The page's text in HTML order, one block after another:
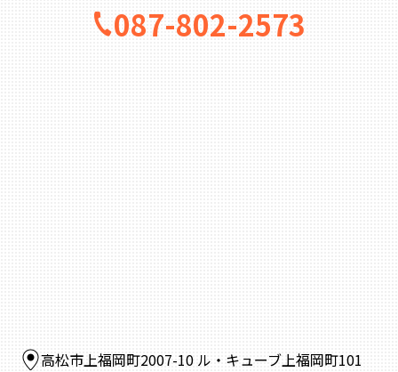
087-802-2573
高松市上福岡町2007-10 ル・キューブ上福岡町101